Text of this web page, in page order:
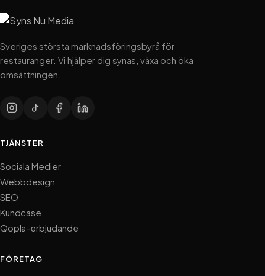
Sveriges största marknadsföringsbyrå för
restauranger. Vi hjälper dig synas, växa och öka
omsättningen.
TJÄNSTER
Sociala Medier
Webbdesign
SEO
Kundcase
Qopla-erbjudande
FÖRETAG